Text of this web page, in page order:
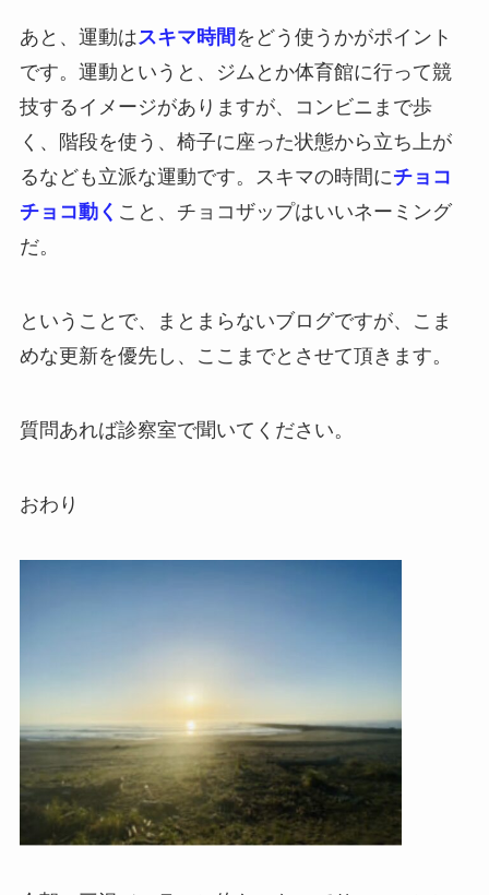
あと、運動はスキマ時間 をどう使うかがポイント
です。運動というと、ジムとか体育館に行って競
技するイメージがありますが、コンビニまで歩
く、階段を使う、椅子に座った状態から立ち上が
るなども立派な運動です。スキマの時間にチョコ
チョコ動く こと、チョコザップはいいネーミング
だ。
ということで、まとまらないブログですが、こま
めな更新を優先し、ここまでとさせて頂きます。
質問あれば診察室で聞いてください。
おわり